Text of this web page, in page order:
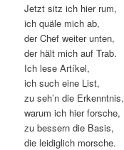
Jetzt sitz ich hier rum,
ich quäle mich ab,
der Chef weiter unten,
der hält mich auf Trab.
Ich lese Artíkel,
ich such eine List,
zu seh’n die Erkenntnis,
warum ich hier forsche,
zu bessern die Basis,
die leidiglich morsche.